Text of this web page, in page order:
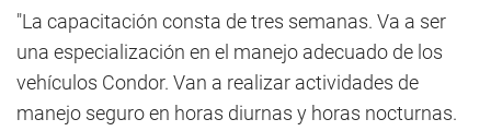
"La capacitación consta de tres semanas. Va a ser
una especialización en el manejo adecuado de los
vehículos Condor. Van a realizar actividades de
manejo seguro en horas diurnas y horas nocturnas.